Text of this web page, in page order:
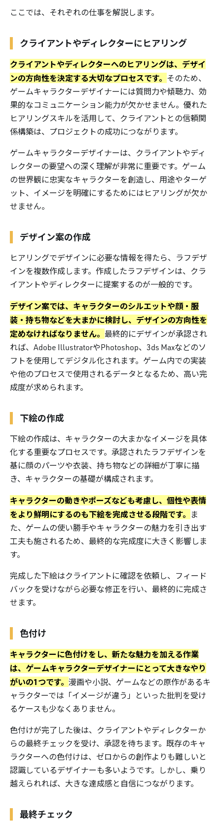
ここでは、それぞれの仕事を解説します。
クライアントやディレクターにヒアリング
クライアントやディレクターへのヒアリングは、デザイ
ンの方向性を決定する大切なプロセスです。 そのため、
ゲームキャラクターデザイナーには質問力や傾聴力、効
果的なコミュニケーション能力が欠かせません。優れた
ヒアリングスキルを活用して、クライアントとの信頼関
係構築は、プロジェクトの成功につながります。
ゲームキャラクターデザイナーは、クライアントやディ
レクターの要望への深く理解が非常に重要です。ゲーム
の世界観に忠実なキャラクターを創造し、用途やターゲ
ット、イメージを明確にするためにはヒアリングが欠か
せません。
デザイン案の作成
ヒアリングでデザインに必要な情報を得たら、ラフデザ
インを複数作成します。作成したラフデザインは、クラ
イアントやディレクターに提案するのが一般的です。
デザイン案では、キャラクターのシルエットや顔・服
装・持ち物などを大まかに検討し、デザインの方向性を
定めなければなりません。 最終的にデザインが承認され
れば、Adobe IllustratorやPhotoshop、3ds Maxなどのソ
フトを使用してデジタル化されます。ゲーム内での実装
や他のプロセスで使用されるデータとなるため、高い完
成度が求められます。
下絵の作成
下絵の作成は、キャラクターの大まかなイメージを具体
化する重要なプロセスです。承認されたラフデザインを
基に顔のパーツや衣装、持ち物などの詳細が丁寧に描
き、キャラクターの基礎が構成されます。
キャラクターの動きやポーズなども考慮し、個性や表情
をより鮮明にするのも下絵を完成させる段階です。
ま
た、ゲームの使い勝手やキャラクターの魅力を引き出す
工夫も施されるため、最終的な完成度に大きく影響しま
す。
完成した下絵はクライアントに確認を依頼し、フィード
バックを受けながら必要な修正を行い、最終的に完成さ
せます。
色付け
キャラクターに色付けをし、新たな魅力を加える作業
は、ゲームキャラクターデザイナーにとって大きなやり
がいの1つです。 漫画や小説、ゲームなどの原作があるキ
ャラクターでは「イメージが違う」といった批判を受け
るケースも少なくありません。
色付けが完了した後は、クライアントやディレクターか
らの最終チェックを受け、承認を待ちます。既存のキャ
ラクターへの色付けは、ゼロからの創作よりも難しいと
認識しているデザイナーも多いようです。しかし、乗り
越えられれば、大きな達成感と自信につながります。
最終チェック